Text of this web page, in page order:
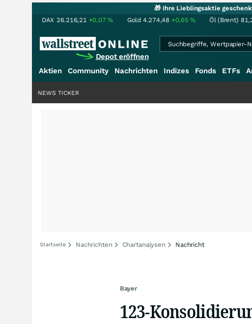
🎁 Ihre Lieblingsaktie
DAX 26.216,21 +0,07% Gold 4.274,48 +0,65% Öl (Brent)
Depot eröffnen
Aktien Community Nachrichten Indizes Fonds ETFs
NEWS TICKER
Startseite Nachrichten Chartanalysen Nachricht
Bayer
123-